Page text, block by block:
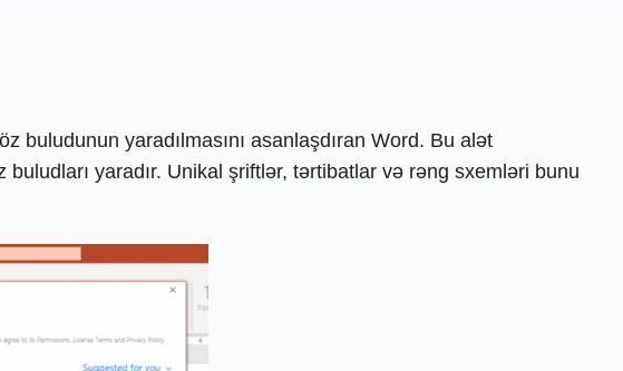
yaradılmasını asanlaşdıran Word. Bu alət
yaradır. Unikal şriftlər, tərtibatlar və rəng sxemləri bunu